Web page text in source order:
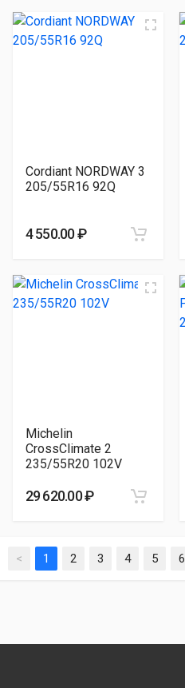
Cordiant NORDWAY 3
205/55R16 92Q
4 550.00 ₽
Michelin
CrossClimate 2
235/55R20 102V
29 620.00 ₽
< 1 2 3 4 5 6